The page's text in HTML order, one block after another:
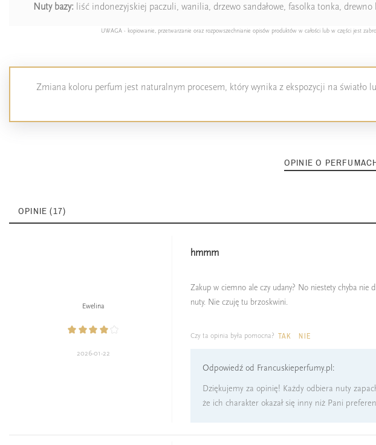
Nuty bazy: liść indonezyjskiej paczuli, wanilia, drzewo sandałowe, fasolka tonka,
UWAGA - kopiowanie, przetwarzanie oraz rozpowszechnianie opisów produktów w całości lub w części jest
Zmiana koloru perfum jest naturalnym procesem, który wynika z ekspozycji na światło
OPINIE O
OPINIE (17)
Ewelina
2026-01-22
hmmm
Zakup w ciemno ale czy udany? No niestety chyba
nuty. Nie czuję tu brzoskwini.
Czy ta opinia była pomocna? TAK NIE
Odpowiedź od Francuskieperfumy.pl:
Dziękujemy za opinię! Każdy odbiera nuty
że ich charakter okazał się inny niż Pani